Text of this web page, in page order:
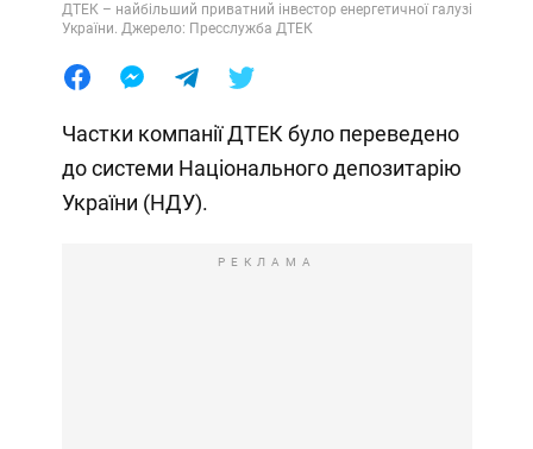
ДТЕК – найбільший приватний інвестор енергетичної галузі
України. Джерело: Пресслужба ДТЕК
Частки компанії ДТЕК було переведено
до системи Національного депозитарію
України (НДУ).
РЕКЛАМА